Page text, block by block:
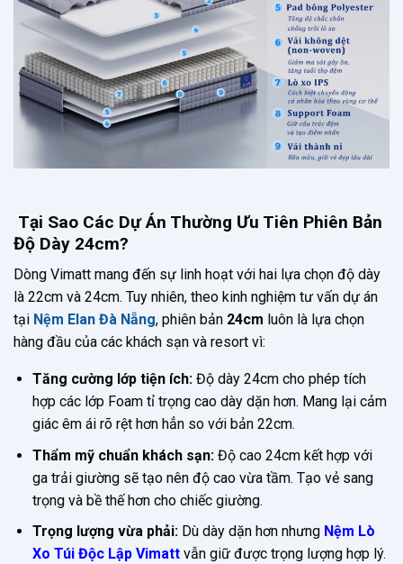
Tại Sao Các Dự Án Thường Ưu Tiên Phiên Bản
Độ Dày 24cm?
Dòng Vimatt mang đến sự linh hoạt với hai lựa chọn độ dày
là 22cm và 24cm. Tuy nhiên, theo kinh nghiệm tư vấn dự án
tại Nệm Elan Đà Nẵng, phiên bản 24cm luôn là lựa chọn
hàng đầu của các khách sạn và resort vì:
Tăng cường lớp tiện ích:Độ dày 24cm cho phép tích
hợp các lớp Foam tỉ trọng cao dày dặn hơn. Mang lại cảm
giác êm ái rõ rệt hơn hẳn so với bản 22cm.
Thẩm mỹ chuẩn khách sạn:Độ cao 24cm kết hợp với
ga trải giường sẽ tạo nên độ cao vừa tầm. Tạo vẻ sang
trọng và bề thế hơn cho chiếc giường.
Trọng lượng vừa phải:Dù dày dặn hơn nhưng Nệm Lò
Xo Túi Độc Lập Vimattvẫn giữ được trọng lượng hợp lý.